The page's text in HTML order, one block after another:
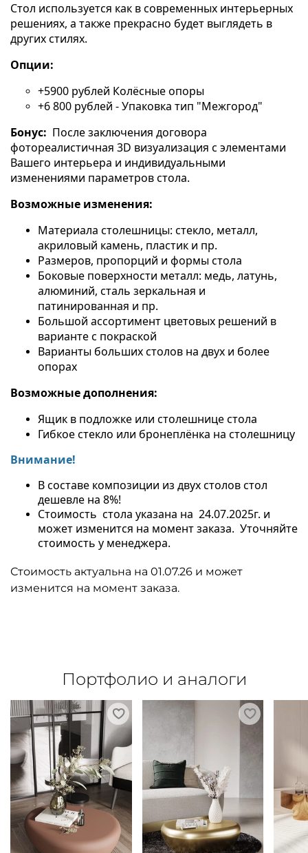
Стол используется как в современных интерьерных
решениях, а также прекрасно будет выглядеть в
других стилях.
Опции:
+5900 рублей Колёсные опоры
+6 800 рублей - Упаковка тип "Межгород"
Бонус: После заключения договора
фотореалистичная 3D визуализация с элементами
Вашего интерьера и индивидуальными
изменениями параметров стола.
Возможные изменения:
Материала столешницы: стекло, металл,
акриловый камень, пластик и пр.
Размеров, пропорций и формы стола
Боковые поверхности металл: медь, латунь,
алюминий, сталь зеркальная и
патинированная и пр.
Большой ассортимент цветовых решений в
варианте с покраской
Варианты больших столов на двух и более
опорах
Возможные дополнения:
Ящик в подложке или столешнице стола
Гибкое стекло или бронеплёнка на столешницу
Внимание!
В составе композиции из двух столов стол
дешевле на 8%!
Стоимость стола указана на 24.07.2025г. и
может изменится на момент заказа. Уточняйте
стоимость у менеджера.
Стоимость актуальна на 01.07.26 и может
изменится на момент заказа.
Портфолио и аналоги